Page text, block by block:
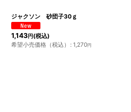
ジャクソン 砂団子30ｇ
1,143円(税込)
希望小売価格（税込） : 1,270円